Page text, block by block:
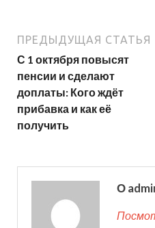
ПРЕДЫДУЩАЯ СТАТЬЯ
С 1 октября повысят
пенсии и сделают
доплаты: Кого ждёт
прибавка и как её
получить
О